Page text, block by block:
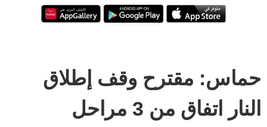
حماس: مقترح وقف إطلاق
النار اتفاق من 3 مراحل